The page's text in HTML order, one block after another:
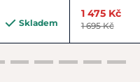
Skladem
1 475 Kč
1 695 Kč